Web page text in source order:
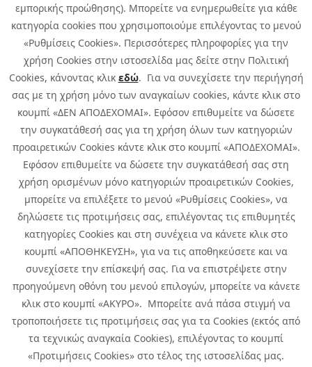
εμπορικής προώθησης). Μπορείτε να ενημερωθείτε για κάθε
κατηγορία cookies που χρησιμοποιούμε επιλέγοντας το μενού
«Ρυθμίσεις Cookies». Περισσότερες πληροφορίες για την
χρήση Cookies στην ιστοσελίδα μας δείτε στην Πολιτική
Cookies, κάνοντας κλικ εδώ. Για να συνεχίσετε την περιήγησή
σας με τη χρήση μόνο των αναγκαίων cookies, κάντε κλικ στο
κουμπί «ΔΕΝ ΑΠΟΔΕΧΟΜΑΙ». Εφόσον επιθυμείτε να δώσετε
την συγκατάθεσή σας για τη χρήση όλων των κατηγοριών
προαιρετικών Cookies κάντε κλικ στο κουμπί «ΑΠΟΔΕΧΟΜΑΙ».
Εφόσον επιθυμείτε να δώσετε την συγκατάθεσή σας στη
χρήση ορισμένων μόνο κατηγοριών προαιρετικών Cookies,
μπορείτε να επιλέξετε το μενού «Ρυθμίσεις Cookies», να
δηλώσετε τις προτιμήσεις σας, επιλέγοντας τις επιθυμητές
κατηγορίες Cookies και στη συνέχεια να κάνετε κλικ στο
κουμπί «ΑΠΟΘΗΚΕΥΣΗ», για να τις αποθηκεύσετε και να
συνεχίσετε την επίσκεψή σας. Για να επιστρέψετε στην
προηγούμενη οθόνη του μενού επιλογών, μπορείτε να κάνετε
κλικ στο κουμπί «ΑΚΥΡΟ». Μπορείτε ανά πάσα στιγμή να
τροποποιήσετε τις προτιμήσεις σας για τα Cookies (εκτός από
τα τεχνικώς αναγκαία Cookies), επιλέγοντας το κουμπί
«Προτιμήσεις Cookies» στο τέλος της ιστοσελίδας μας.
Copyright © 2026 Infoquest.gr All Rights Reserved.
Cookies Policy Cookies Preferences |
Privacy Policy: To learn more about the processing of personal data